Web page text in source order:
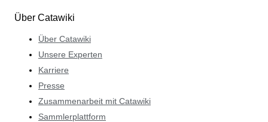
Über Catawiki
Über Catawiki
Unsere Experten
Karriere
Presse
Zusammenarbeit mit Catawiki
Sammlerplattform